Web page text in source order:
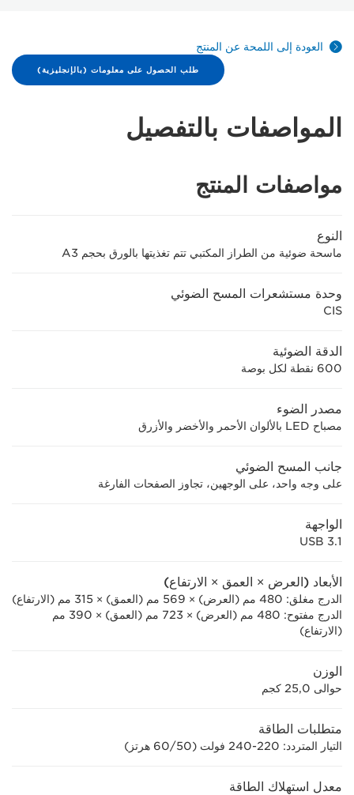
العودة إلى اللمحة عن المنتج
طلب الحصول على معلومات (بالإنجليزية)
المواصفات بالتفصيل
مواصفات المنتج
النوع
ماسحة ضوئية من الطراز المكتبي تتم تغذيتها بالورق بحجم A3
وحدة مستشعرات المسح الضوئي
CIS
الدقة الضوئية
600 نقطة لكل بوصة
مصدر الضوء
مصباح LED بالألوان الأحمر والأخضر والأزرق
جانب المسح الضوئي
على وجه واحد، على الوجهين، تجاوز الصفحات الفارغة
الواجهة
USB 3.1
الأبعاد (العرض × العمق × الارتفاع)
الدرج مغلق: 480 مم (العرض) × 569 مم (العمق) × 315 مم (الارتفاع)
الدرج مفتوح: 480 مم (العرض) × 723 مم (العمق) × 390 مم
(الارتفاع)
الوزن
حوالى 25,0 كجم
متطلبات الطاقة
التيار المتردد: 220-240 فولت (50/‏60 هرتز)
معدل استهلاك الطاقة